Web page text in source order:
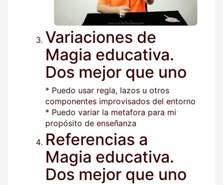
Variaciones de
Magia educativa.
Dos mejor que uno
* Puedo usar regla, lazos u otros
componentes improvisados del entorno
* Puedo variar la metafora para mi
propósito de enseñanza
Referencias a
Magia educativa.
Dos mejor que uno